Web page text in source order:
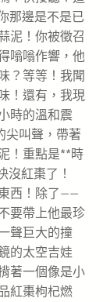
那邊是不是已
泥！你被徵召
嗡嗡作響，他
？等等！我聞
！還有，我現
時的溫和震
尖叫聲，帶著
！重點是**時
沒紅棗了！
西！除了——
要帶上他最珍
聲巨大的撞
的太空吉娃
著一個像是小
紅棗枸杞燃